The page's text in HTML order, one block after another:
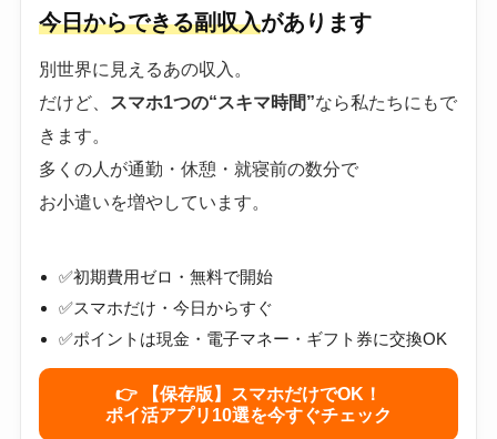
今日からできる副収入があります
別世界に見えるあの収入。
だけど、
スマホ1つの“スキマ時間”なら私たちにもで
きます。
多くの人が通勤・休憩・就寝前の数分で
お小遣いを増やしています。
✅初期費用ゼロ・無料で開始
✅スマホだけ・今日からすぐ
✅ポイントは現金・電子マネー・ギフト券に交換OK
👉 【保存版】スマホだけでOK！
ポイ活アプリ10選を今すぐチェック